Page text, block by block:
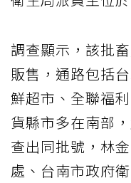
調查顯示，該批
販售，通路包括
鮮超市、全聯福
貨縣市多在南部
查出同批號，林
處、台南市政府